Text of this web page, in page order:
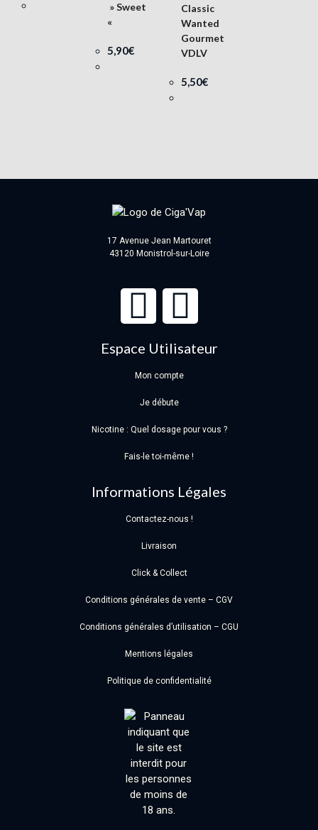
» Sweet
«
5,90€
Classic
Wanted
Gourmet
VDLV
5,50€
17 Avenue Jean Martouret
43120 Monistrol-sur-Loire
Espace Utilisateur
Mon compte
Je débute
Nicotine : Quel dosage pour vous ?
Fais-le toi-même !
Informations Légales
Contactez-nous !
Livraison
Click & Collect
Conditions générales de vente – CGV
Conditions générales d’utilisation – CGU
Mentions légales
Politique de confidentialité